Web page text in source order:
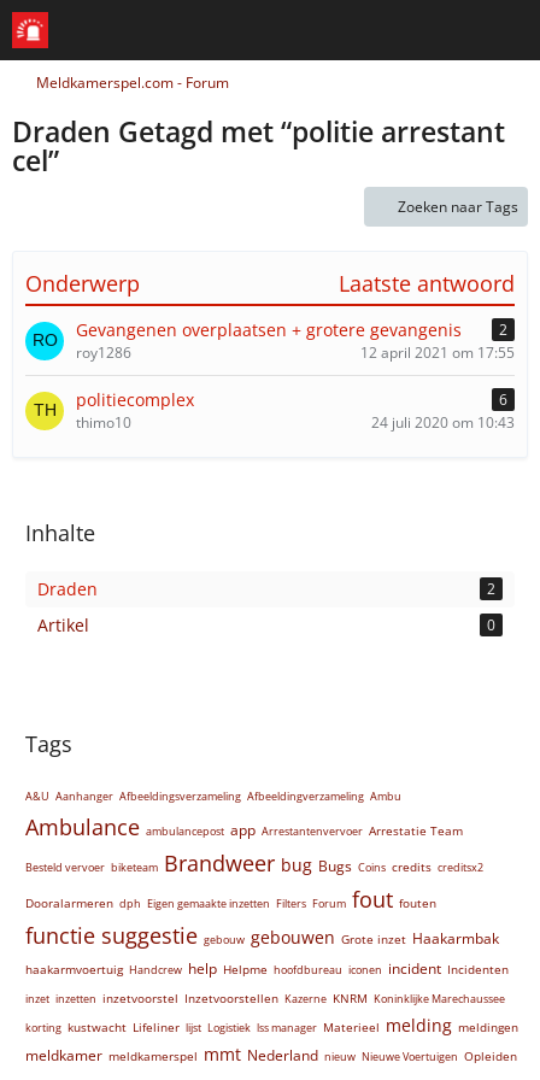
Meldkamerspel.com - Forum
Draden Getagd met “politie arrestant
cel”
Zoeken naar Tags
Onderwerp Laatste antwoord
Gevangenen overplaatsen + grotere gevangenis
2
roy1286
12 april 2021 om 17:55
politiecomplex
6
thimo10
24 juli 2020 om 10:43
Inhalte
Draden 2
Artikel 0
Tags
A&U Aanhanger Afbeeldingsverzameling Afbeeldingverzameling Ambu
Ambulance ambulancepost app Arrestantenvervoer Arrestatie Team
Besteld vervoer biketeam Brandweer bug Bugs Coins credits creditsx2
Dooralarmeren dph Eigen gemaakte inzetten Filters Forum fout fouten
functie suggestie gebouw gebouwen Grote inzet Haakarmbak
haakarmvoertuig Handcrew help Helpme hoofdbureau iconen incident Incidenten
inzet inzetten inzetvoorstel Inzetvoorstellen Kazerne KNRM Koninklijke Marechaussee
korting kustwacht Lifeliner lijst Logistiek lss manager Materieel melding meldingen
meldkamer meldkamerspel mmt Nederland nieuw Nieuwe Voertuigen Opleiden